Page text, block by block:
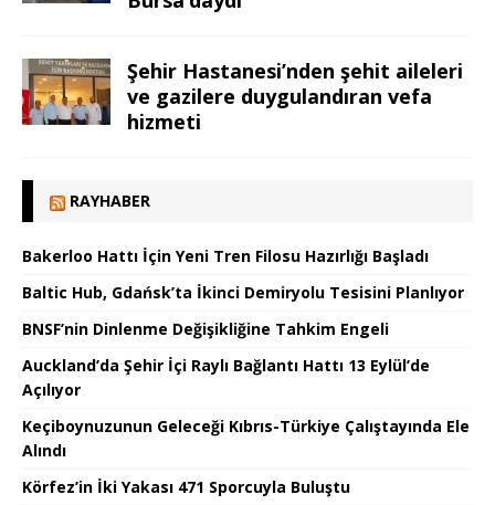
Şehir Hastanesi’nden şehit aileleri
ve gazilere duygulandıran vefa
hizmeti
RAYHABER
Bakerloo Hattı İçin Yeni Tren Filosu Hazırlığı Başladı
Baltic Hub, Gdańsk’ta İkinci Demiryolu Tesisini Planlıyor
BNSF’nin Dinlenme Değişikliğine Tahkim Engeli
Auckland’da Şehir İçi Raylı Bağlantı Hattı 13 Eylül’de
Açılıyor
Keçiboynuzunun Geleceği Kıbrıs-Türkiye Çalıştayında Ele
Alındı
Körfez’in İki Yakası 471 Sporcuyla Buluştu